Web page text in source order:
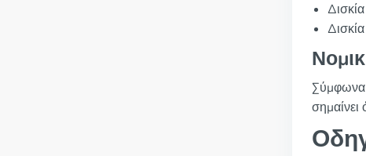
Σύμφωνα
σημαίνει